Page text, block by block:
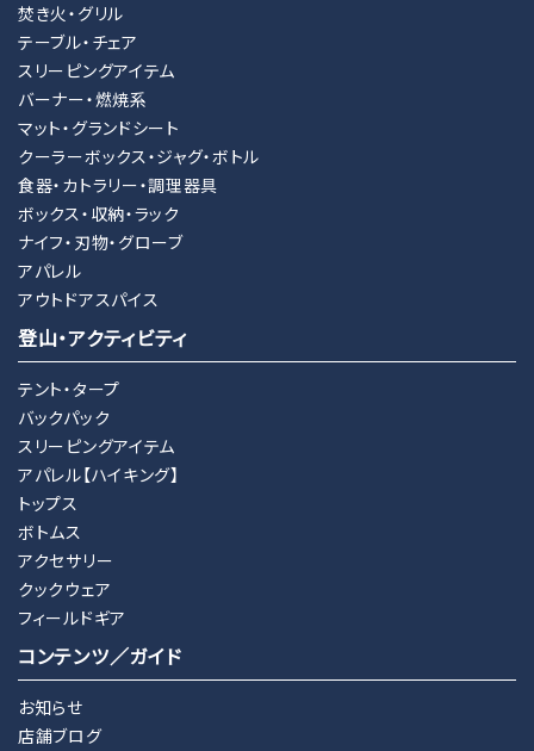
カテゴリー
焚き火・グリル
テーブル・チェア
スリーピングアイテム
バーナー・燃焼系
マット・グランドシート
クーラーボックス・ジャグ・ボトル
食器・カトラリー・調理器具
ボックス・収納・ラック
ナイフ・刃物・グローブ
アパレル
アウトドアスパイス
登山・アクティビティ
テント・タープ
バックパック
スリーピングアイテム
アパレル【ハイキング】
トップス
ボトムス
アクセサリー
クックウェア
フィールドギア
コンテンツ／ガイド
お知らせ
店舗ブログ